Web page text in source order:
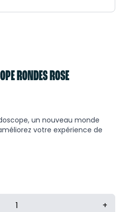
RONDES ROSE
un nouveau monde
votre expérience de
+